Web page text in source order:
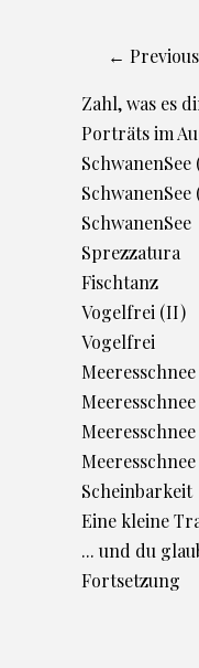
←
Zahl, was es
Porträts im
SchwanenSee
SchwanenSee
SchwanenSee
Sprezzatura
Fischtanz
Vogelfrei (II)
Vogelfrei
Meeresschnee
Scheinbarkeit
Eine kleine
... und du
Fortsetzung